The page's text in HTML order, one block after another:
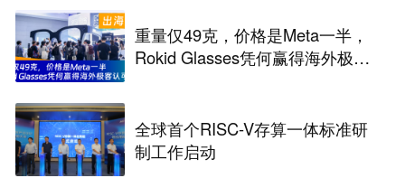
重量仅49克，价格是Meta一半，
Rokid Glasses凭何赢得海外极客
全球首个RISC-V存算一体标准研
制工作启动